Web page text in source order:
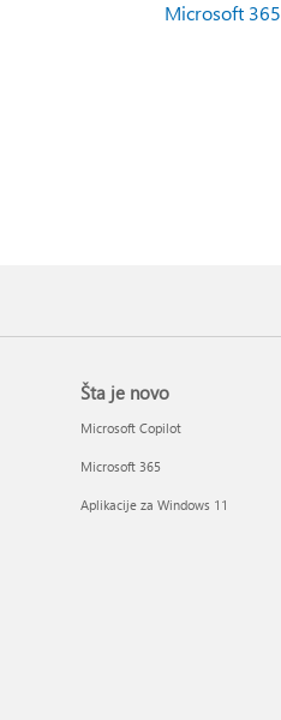
Microsoft 365
Šta je novo
Microsoft Copilot
Microsoft 365
Aplikacije za Windows 11